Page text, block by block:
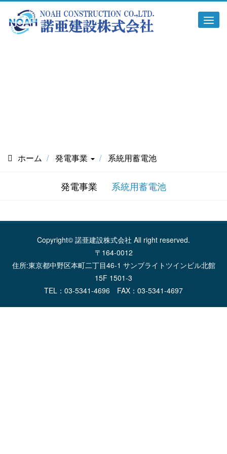
ホーム 発電事業 系統用蓄電池
発電事業 系統用蓄電池
Copyright© 諾亜建設株式会社 All right reserved.
〒164-0012
住所:東京都中野区本町二丁目46-1 サンブライトツインビル北館
15F 1501-3
TEL：03-5341-4696 FAX：03-5341-4697